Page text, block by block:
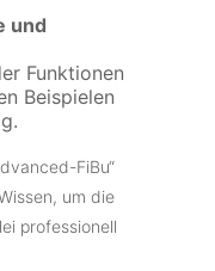
und
Funktionen
Beispielen
FiBu“
um die
professionell